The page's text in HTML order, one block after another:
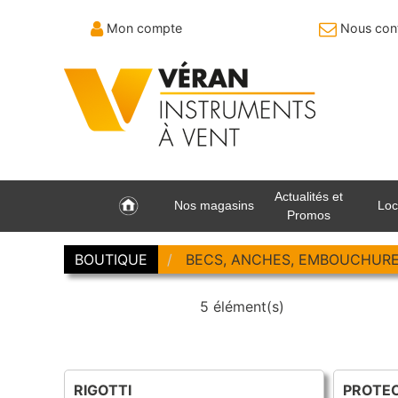
Mon compte Nous
Nos magasins
Actualités et
Promos
BOUTIQUE BECS, ANCHES,
5 élément(s)
RIGOTTI